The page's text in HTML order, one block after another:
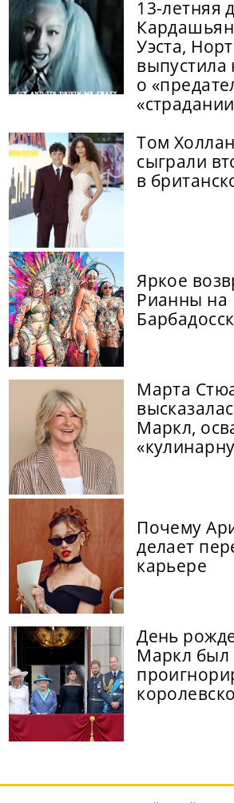
13-летняя
Уэста,
о
Том
сыграли
в
Яркое
Рианны на
Марта
Маркл,
Почему
делает
карьере
День
Маркл был